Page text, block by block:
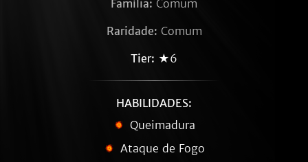
Família: Comum
Raridade: Comum
Tier: ★6
HABILIDADES:
Queimadura
Ataque de Fogo